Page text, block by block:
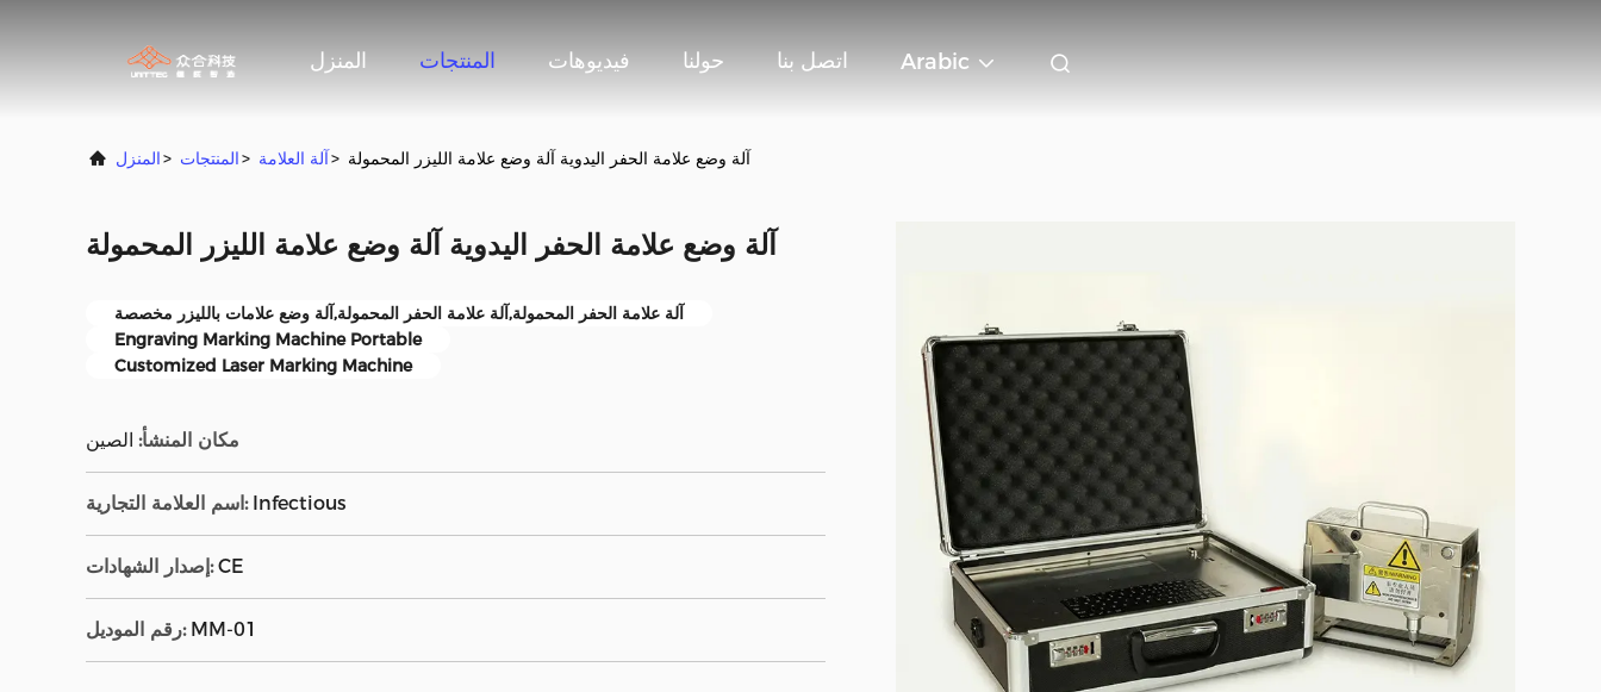
المنزل المنتجات فيديوهات حولنا اتصل بنا Arabic
المنزل> المنتجات> آلة العلامة> آلة وضع علامة الحفر اليدوية آلة وضع علامة الليزر المحمولة
آلة وضع علامة الحفر اليدوية آلة وضع علامة الليزر المحمولة
آلة علامة الحفر المحمولة,آلة علامة الحفر المحمولة,آلة وضع علامات بالليزر مخصصة
Engraving Marking Machine Portable
Customized Laser Marking Machine
مكان المنشأ: الصين
اسم العلامة التجارية: Infectious
إصدار الشهادات: CE
رقم الموديل: MM-01